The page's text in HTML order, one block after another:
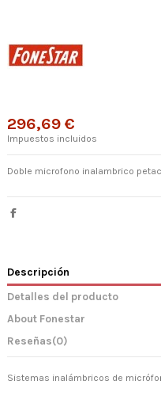
296,69 €
Impuestos incluidos
Doble microfono inalambrico
Descripción
Detalles del producto
About Fonestar
Reseñas(0)
Sistemas inalámbricos de